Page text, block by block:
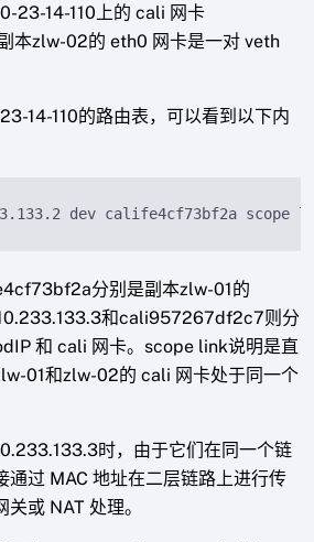
23-14-110上的 cali 网卡
zlw-02的 eth0 网卡是一对 veth
14-110的路由表，可以看到以下内
dev calife4cf73bf2a scope
分别是副本zlw-01的
和cali957267df2c7则分
和 cali 网卡。scope link说明是直
01和zlw-02的 cali 网卡处于同一个
时，由于它们在同一个链
通过 MAC 地址在二层链路上进行传
或 NAT 处理。